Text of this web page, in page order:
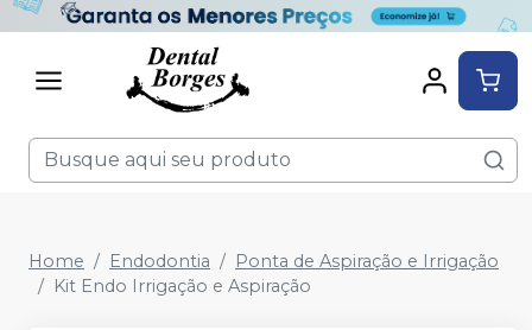
Home Endodontia
Ponta de Aspiração e Irrigação
Kit Endo Irrigação e Aspiração